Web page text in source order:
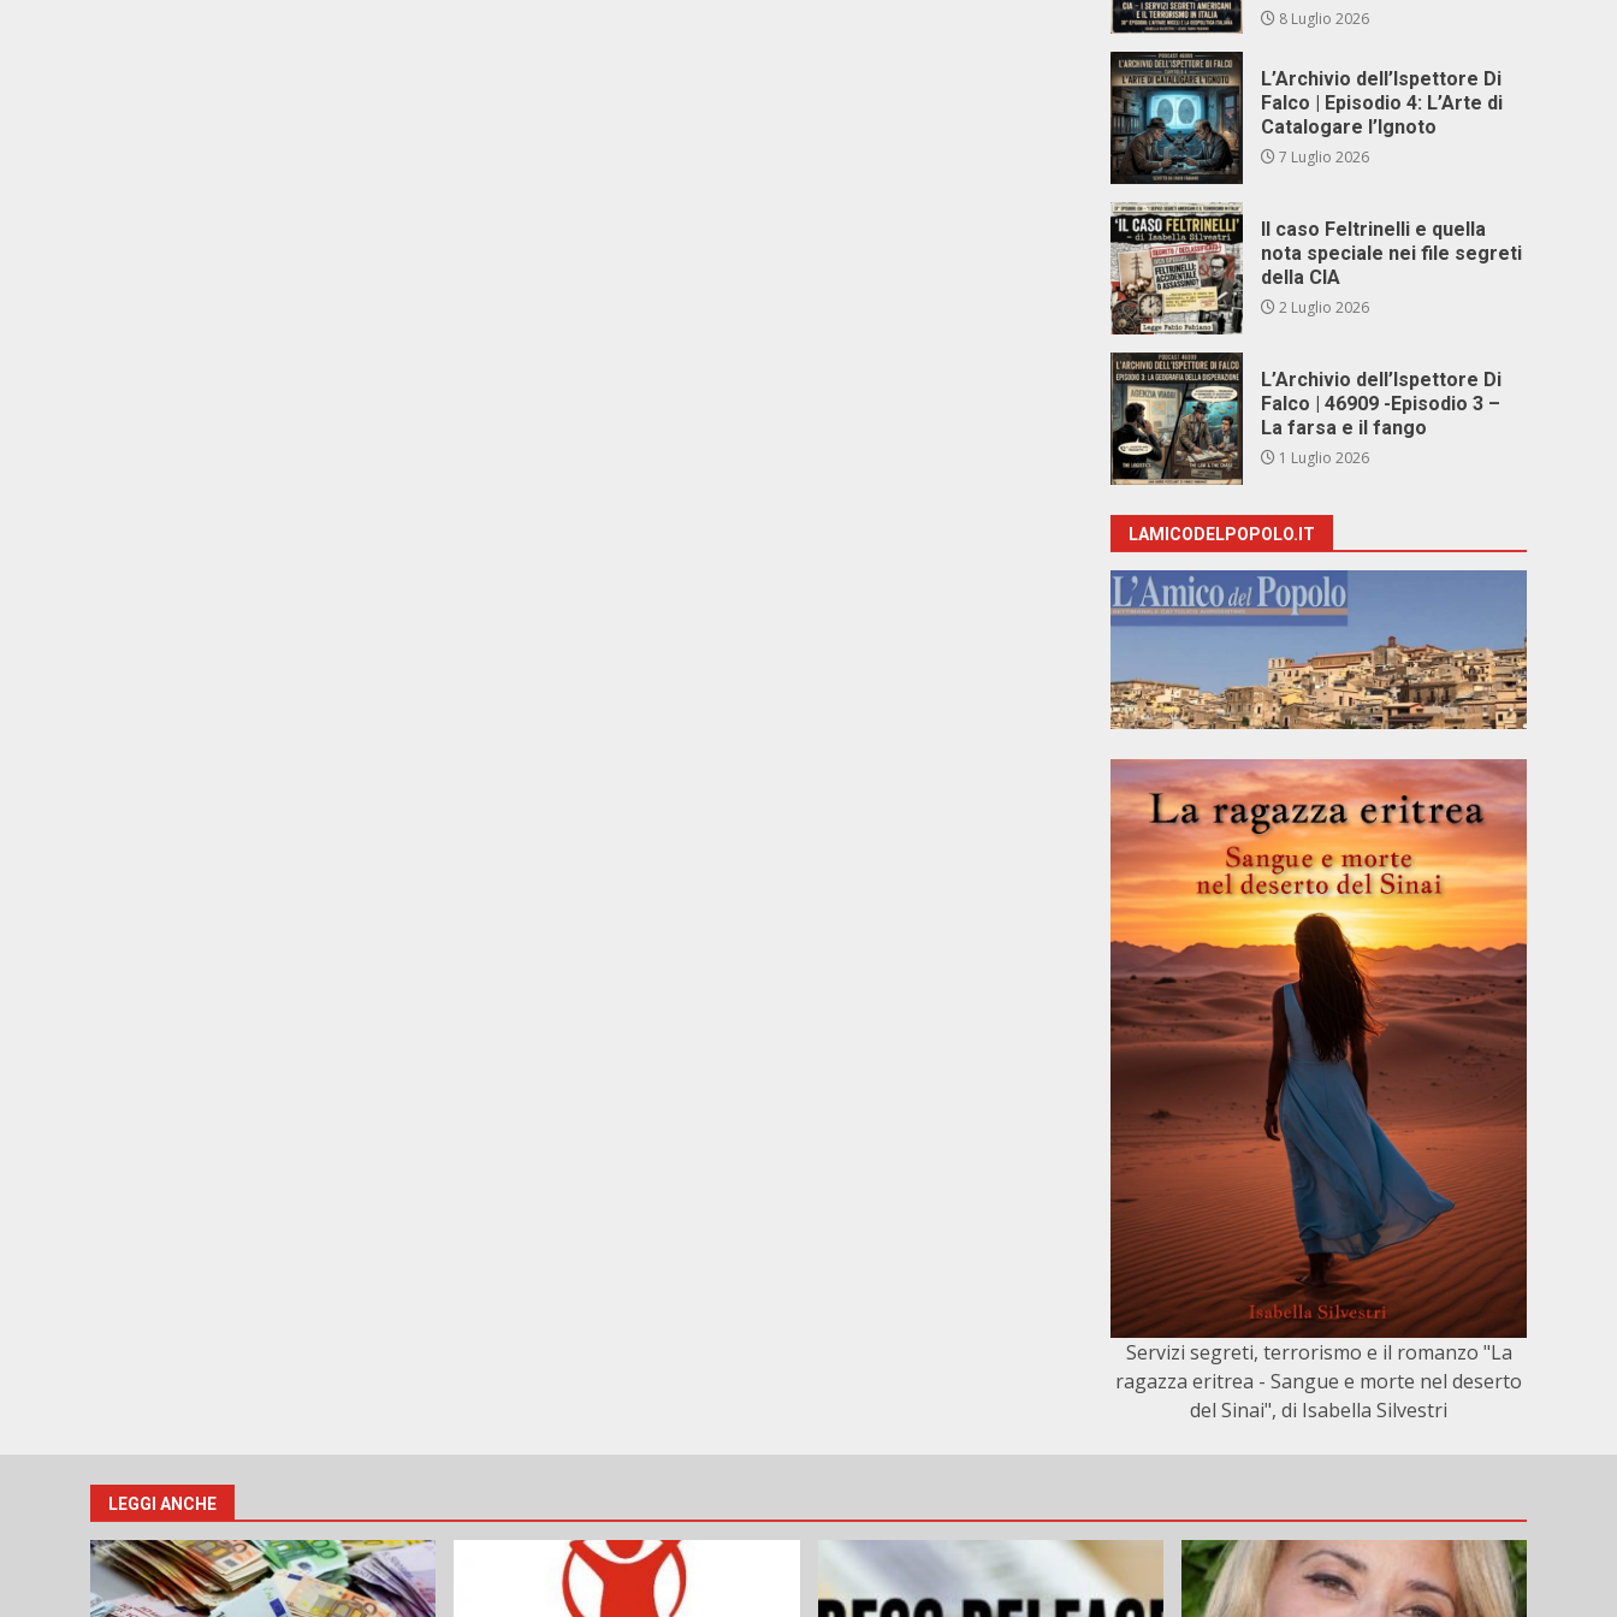
8 Luglio 2026
L’Archivio dell’Ispettore Di
Falco | Episodio 4: L’Arte di
Catalogare l’Ignoto
7 Luglio 2026
Il caso Feltrinelli e quella
nota speciale nei file segreti
della CIA
2 Luglio 2026
L’Archivio dell’Ispettore Di
Falco | 46909 -Episodio 3 –
La farsa e il fango
1 Luglio 2026
LAMICODELPOPOLO.IT
Servizi segreti, terrorismo e il romanzo "La
ragazza eritrea - Sangue e morte nel deserto
del Sinai", di Isabella Silvestri
LEGGI ANCHE